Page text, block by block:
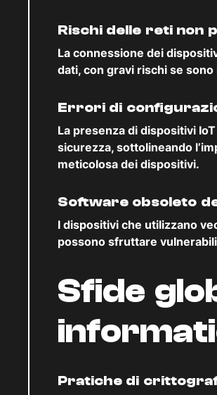
Rischi delle reti non
La connessione dei
dati, con gravi rischi se
Errori di
La presenza di dispositivi
sicurezza, sottolineando
meticolosa dei dispositivi.
Software obsoleto
I dispositivi che utilizzano
possono sfruttare
Sfide
Pratiche di